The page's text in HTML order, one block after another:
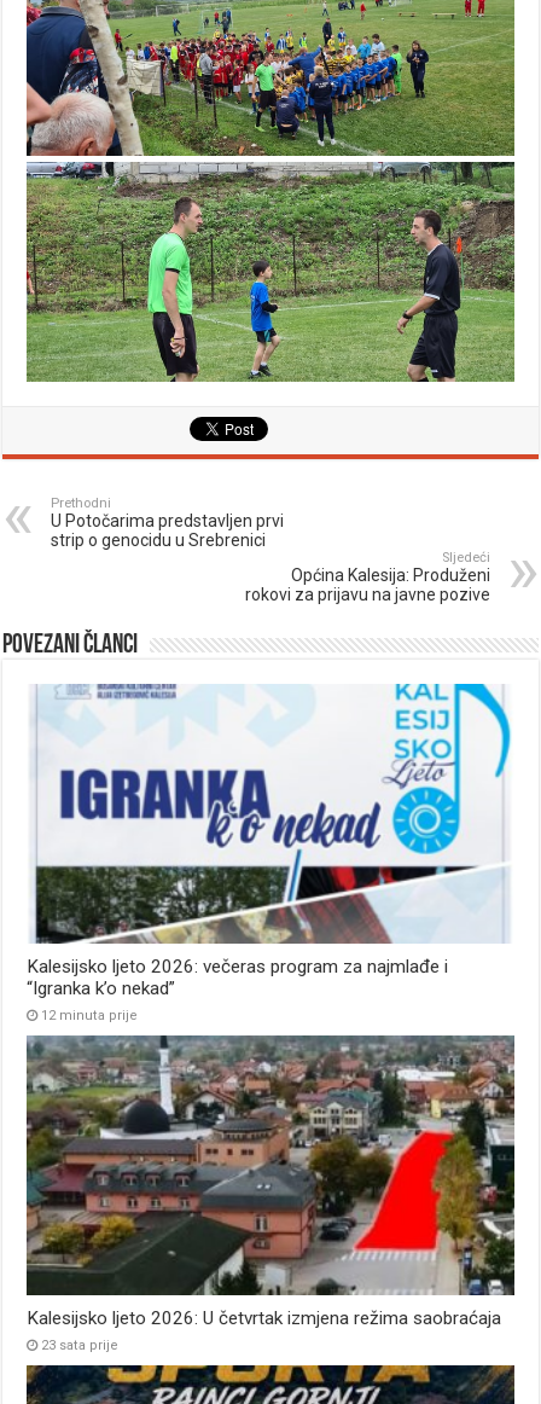
Prethodni
U Potočarima predstavljen prvi
strip o genocidu u Srebrenici
Sljedeći
Općina Kalesija: Produženi
rokovi za prijavu na javne pozive
Povezani članci
Kalesijsko ljeto 2026: večeras program za najmlađe i
“Igranka k’o nekad”
12 minuta prije
Kalesijsko ljeto 2026: U četvrtak izmjena režima saobraćaja
23 sata prije